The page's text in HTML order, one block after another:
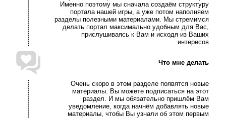
Именно поэтому мы сначала создаём структуру
портала нашей игры, а уже потом наполняем
разделы полезными материалами. Мы стремимся
делать портал максимально удобным для Вас,
прислушиваясь к Вам и исходя из Ваших
интересов
Что мне делать
Очень скоро в этом разделе появятся новые
материалы. Вы можете подписаться на этот
раздел. И мы обязательно пришлём Вам
уведомление, когда начнём добавлять новые
материалы, чтобы Вы узнали об этом первым